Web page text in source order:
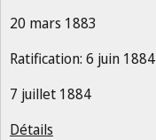
20 mars 1883
Ratification: 6 juin 1884
7 juillet 1884
Détails